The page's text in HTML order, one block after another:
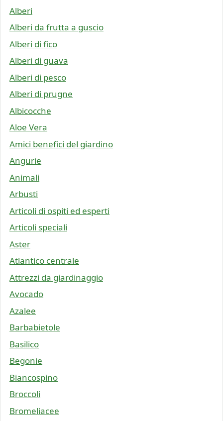
Alberi
Alberi da frutta a guscio
Alberi di fico
Alberi di guava
Alberi di pesco
Alberi di prugne
Albicocche
Aloe Vera
Amici benefici del giardino
Angurie
Animali
Arbusti
Articoli di ospiti ed esperti
Articoli speciali
Aster
Atlantico centrale
Attrezzi da giardinaggio
Avocado
Azalee
Barbabietole
Basilico
Begonie
Biancospino
Broccoli
Bromeliacee